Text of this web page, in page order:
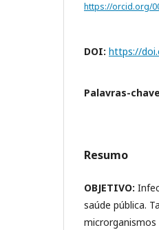
https://orcid.org/
DOI: https://
Palavras-
Resumo
OBJETIVO:
saúde pública.